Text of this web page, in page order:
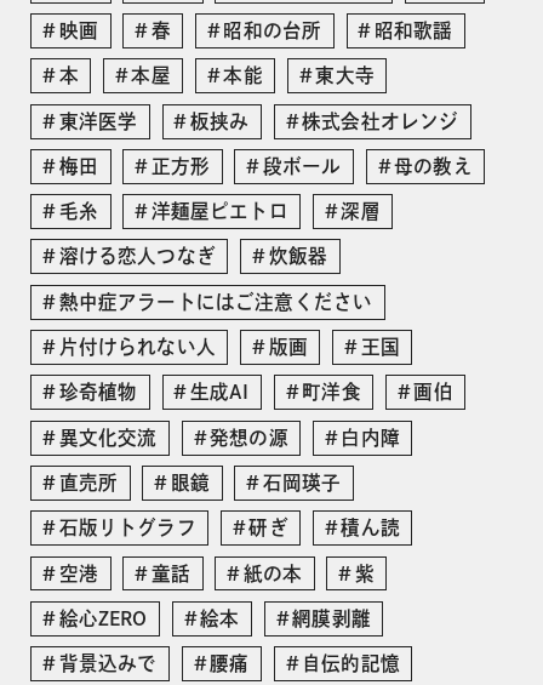
映画 春 昭和の台所 昭和歌謡
本 本屋 本能 東大寺
東洋医学 板挟み 株式会社オレンジ
梅田 正方形 段ボール 母の教え
毛糸 洋麺屋ピエトロ 深層
溶ける恋人つなぎ 炊飯器
熱中症アラートにはご注意ください
片付けられない人 版画 王国
珍奇植物 生成AI 町洋食 画伯
異文化交流 発想の源 白内障
直売所 眼鏡 石岡瑛子
石版リトグラフ 研ぎ 積ん読
空港 童話 紙の本 紫
絵心ZERO 絵本 網膜剥離
背景込みで 腰痛 自伝的記憶